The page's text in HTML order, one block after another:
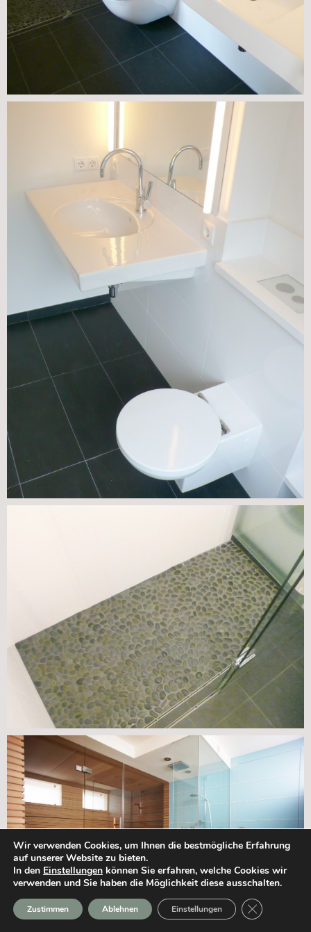
Wir verwenden Cookies, um Ihnen die bestmögliche Erfahrung
auf unserer Website zu bieten.
In den Einstellungen können Sie erfahren, welche Cookies wir
verwenden und Sie haben die Möglichkeit diese ausschalten.
Zustimmen Ablehnen Einstellungen GDPR